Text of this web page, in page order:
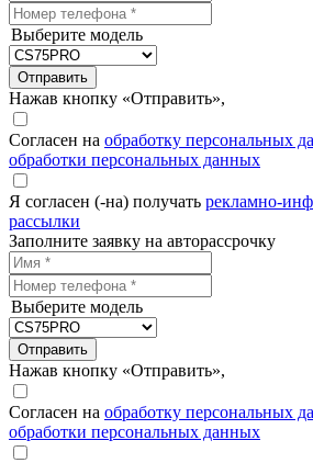
Выберите модель
Отправить
Нажав кнопку «Отправить»,
Согласен на обработку персональных
обработки персональных данных
Я согласен (-на) получать рекламно-
рассылки
Заполните заявку на авторассрочку
Выберите модель
Отправить
Нажав кнопку «Отправить»,
Согласен на обработку персональных
обработки персональных данных